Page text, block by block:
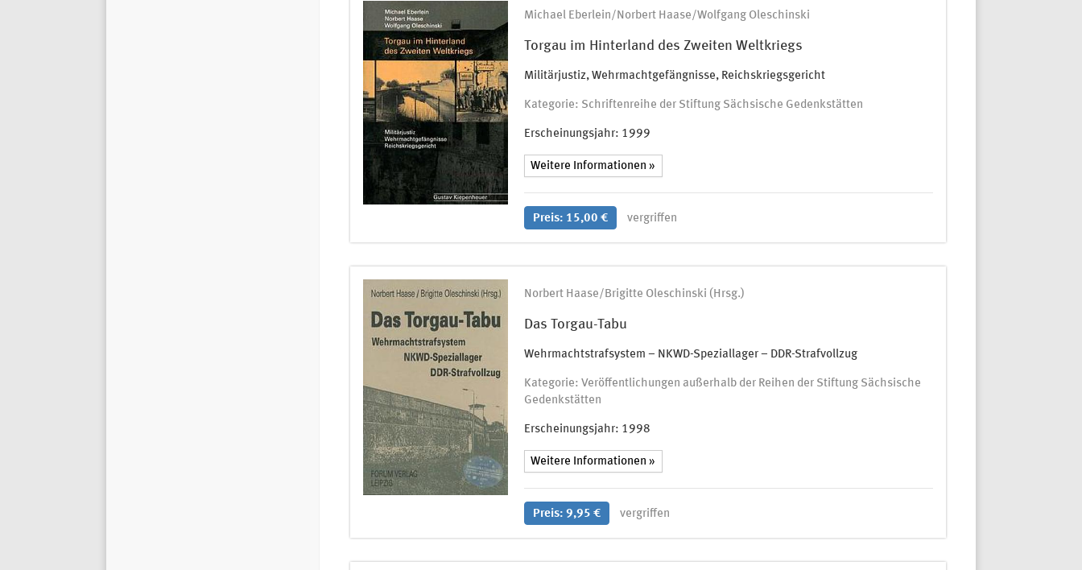
Michael Eberlein/Norbert Haase/Wolfgang Oleschinski
Torgau im Hinterland des Zweiten Weltkriegs
Militärjustiz, Wehrmachtgefängnisse, Reichskriegsgericht
Kategorie: Schriftenreihe der Stiftung Sächsische Gedenkstätten
Erscheinungsjahr: 1999
Weitere Informationen »
Preis: 15,00 € vergriffen
Norbert Haase/Brigitte Oleschinski (Hrsg.)
Das Torgau-Tabu
Wehrmachtstrafsystem – NKWD-Speziallager – DDR-Strafvollzug
Kategorie: Veröffentlichungen außerhalb der Reihen der Stiftung Sächsische
Gedenkstätten
Erscheinungsjahr: 1998
Weitere Informationen »
Preis: 9,95 € vergriffen